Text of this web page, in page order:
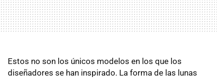
Estos no son los únicos modelos en los que los
diseñadores se han inspirado. La forma de las lunas